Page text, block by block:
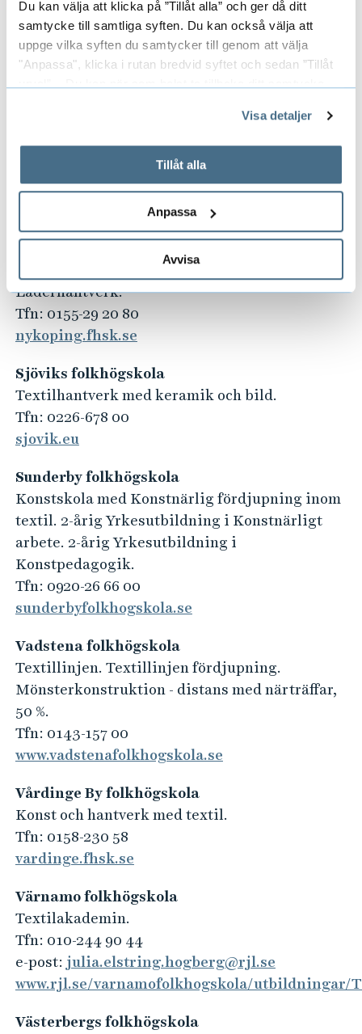
Du kan välja att klicka på ”Tillåt alla” och ger då ditt
samtycke till samtliga syften. Du kan också välja att
uppge vilka syften du samtycker till genom att välja
"Anpassa", klicka i rutan bredvid syftet och sedan ”Tillåt
används och hur vi och våra leverantörer inhämtar och
behandlar personuppgifter.
Visa detaljer
Tillåt alla
Anpassa
Avvisa
Mora folkhögskola
Modeakademin. Estetisk plattform –
basår/projektår.
Mullsjö folkhögskola
Textilskola. Konstmix.
mullsjofolkhogskola.nu
Nyköpings folkhögskola
Läderhantverk.
Tfn: 0155-29 20 80
nykoping.fhsk.se
Sjöviks folkhögskola
Textilhantverk med keramik och bild.
Tfn: 0226-678 00
sjovik.eu
Sunderby folkhögskola
Konstskola med Konstnärlig fördjupning inom
textil. 2-årig Yrkesutbildning i Konstnärligt
arbete. 2-årig Yrkesutbildning i
Konstpedagogik.
Tfn: 0920-26 66 00
sunderbyfolkhogskola.se
Vadstena folkhögskola
Textillinjen. Textillinjen fördjupning.
Mönsterkonstruktion - distans med närträffar,
50 %.
Tfn: 0143-157 00
www.vadstenafolkhogskola.se
Vårdinge By folkhögskola
Konst och hantverk med textil.
Tfn: 0158-230 58
vardinge.fhsk.se
Värnamo folkhögskola
Textilakademin.
Tfn: 010-244 90 44
e-post: julia.elstring.hogberg@rjl.se
www.rjl.se/varnamofolkhogskola/utbildningar/
Västerbergs folkhögskola